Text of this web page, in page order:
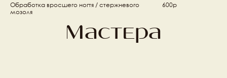
Обработка вросшего ногтя / стержневого
мозоля
600р
Мастера